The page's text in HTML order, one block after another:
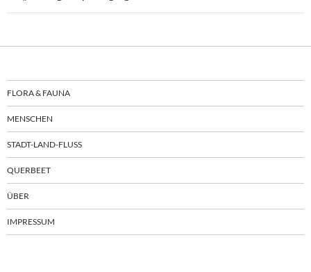
FLORA & FAUNA
MENSCHEN
STADT-LAND-FLUSS
QUERBEET
ÜBER
IMPRESSUM